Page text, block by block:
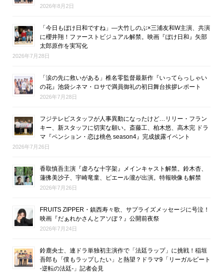
2026年8月2日
「今日もぼけ日和ですね」―大竹しのぶ×三浦友和W主演、共演
に櫻井翔！ファーストビジュアル解禁。映画『ぼけ日和』矢部
太郎原作を実写化
2026年7月28日
「涙の先に救いがある」椎名零監督最新作『いってらっしゃい
の花』池袋シネマ・ロサで満員御礼の初日舞台挨拶レポート
2026年7月28日
フジテレビスタッフが人事異動になったけど…リリー・フラン
キー、新スタッフに切実な願い。斎藤工、柏木悠、高木完 ドラ
マ『ペンション・恋は桃色 season4』完成披露イベント
2026年7月26日
香取慎吾主演『虚ろな十字架』メインキャスト解禁。鈴木杏、
蓮佛美沙子、宇崎竜童、ピエール瀧が出演。特報映像も解禁
2026年7月26日
FRUITS ZIPPER・鎮西寿々歌、サプライズメッセージに号泣！
映画『だぁれかさんとアソぼ？』公開前夜祭
2026年7月24日
鈴鹿央士、連ドラ単独初主演作で「法廷ラップ」に挑戦！稲垣
吾郎も「僕もラップしたい」と熱望？ドラマ9「リーガルビート
-逆転の法廷-」記者会見